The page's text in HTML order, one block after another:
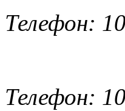
Телефон:
Телефон: